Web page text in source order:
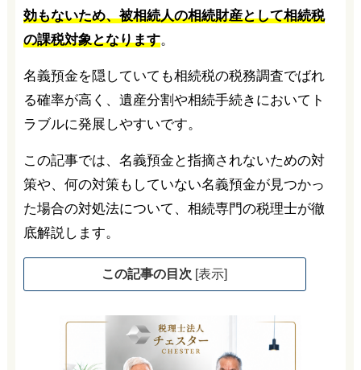
効もないため、被相続人の相続財産として相続税
の課税対象となります。
名義預金を隠していても相続税の税務調査でばれ
る確率が高く、遺産分割や相続手続きにおいてト
ラブルに発展しやすいです。
この記事では、名義預金と指摘されないための対
策や、何の対策もしていない名義預金が見つかっ
た場合の対処法について、相続専門の税理士が徹
底解説します。
この記事の目次 [表示]